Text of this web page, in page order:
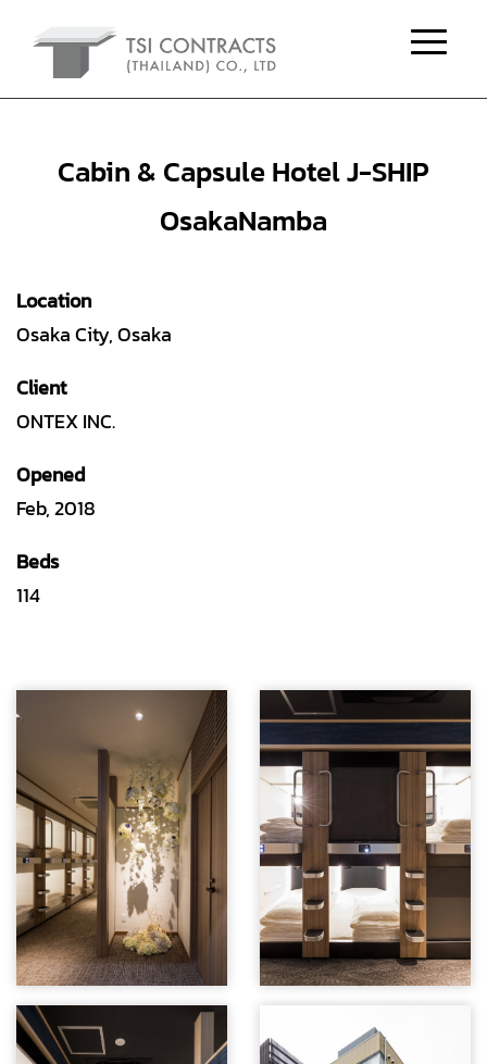
Cabin & Capsule Hotel J-SHIP
OsakaNamba
Location
Osaka City,Osaka
Client
ONTEX INC.
Opened
Feb, 2018
Beds
114